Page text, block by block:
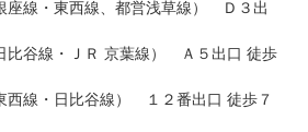
座線・東西線、都営浅草線） Ｄ３出
比谷線・ＪＲ 京葉線） Ａ５出口 徒歩
西線・日比谷線） １２番出口 徒歩７